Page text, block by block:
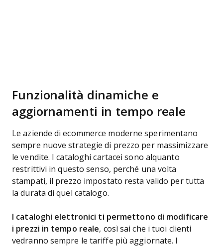
Funzionalità dinamiche e
aggiornamenti in tempo reale
Le aziende di ecommerce moderne sperimentano
sempre nuove strategie di prezzo per massimizzare
le vendite. I cataloghi cartacei sono alquanto
restrittivi in questo senso, perché una volta
stampati, il prezzo impostato resta valido per tutta
la durata di quel catalogo.
I cataloghi elettronici ti permettono di modificare
i prezzi in tempo reale, così sai che i tuoi clienti
vedranno sempre le tariffe più aggiornate. I